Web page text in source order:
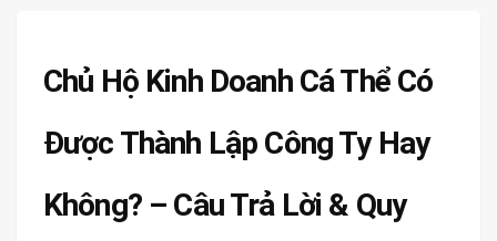
Chủ Hộ Kinh Doanh Cá Thể Có
Được Thành Lập Công Ty Hay
Không? – Câu Trả Lời & Quy